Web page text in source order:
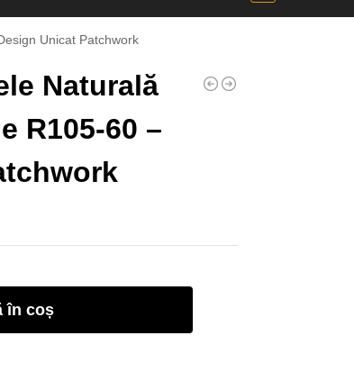
Unicat Patchwork
Naturală
R105-60 –
în coș